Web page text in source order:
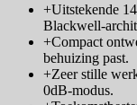
+Uitstekende
Blackwell-
+Compact
behuizing past.
+Zeer stille
0dB-modus.